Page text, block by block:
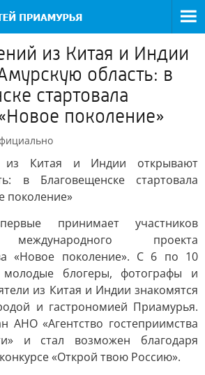
из Китая и Индии
область: в
стартовала
поколение»
Китая и Индии открывают
в Благовещенске стартовала
поколение»
принимает участников
международного проекта
«Новое поколение». С 6 по 10
блогеры, фотографы и
из Китая и Индии знакомятся
и гастрономией Приамурья.
АНО «Агентство гостеприимства
и стал возможен благодаря
«Открой твою Россию».